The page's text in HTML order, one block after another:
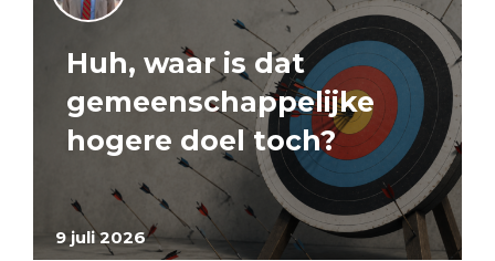
9 juli 2026
Huh, waar is dat
gemeenschappelijke
hogere doel toch?